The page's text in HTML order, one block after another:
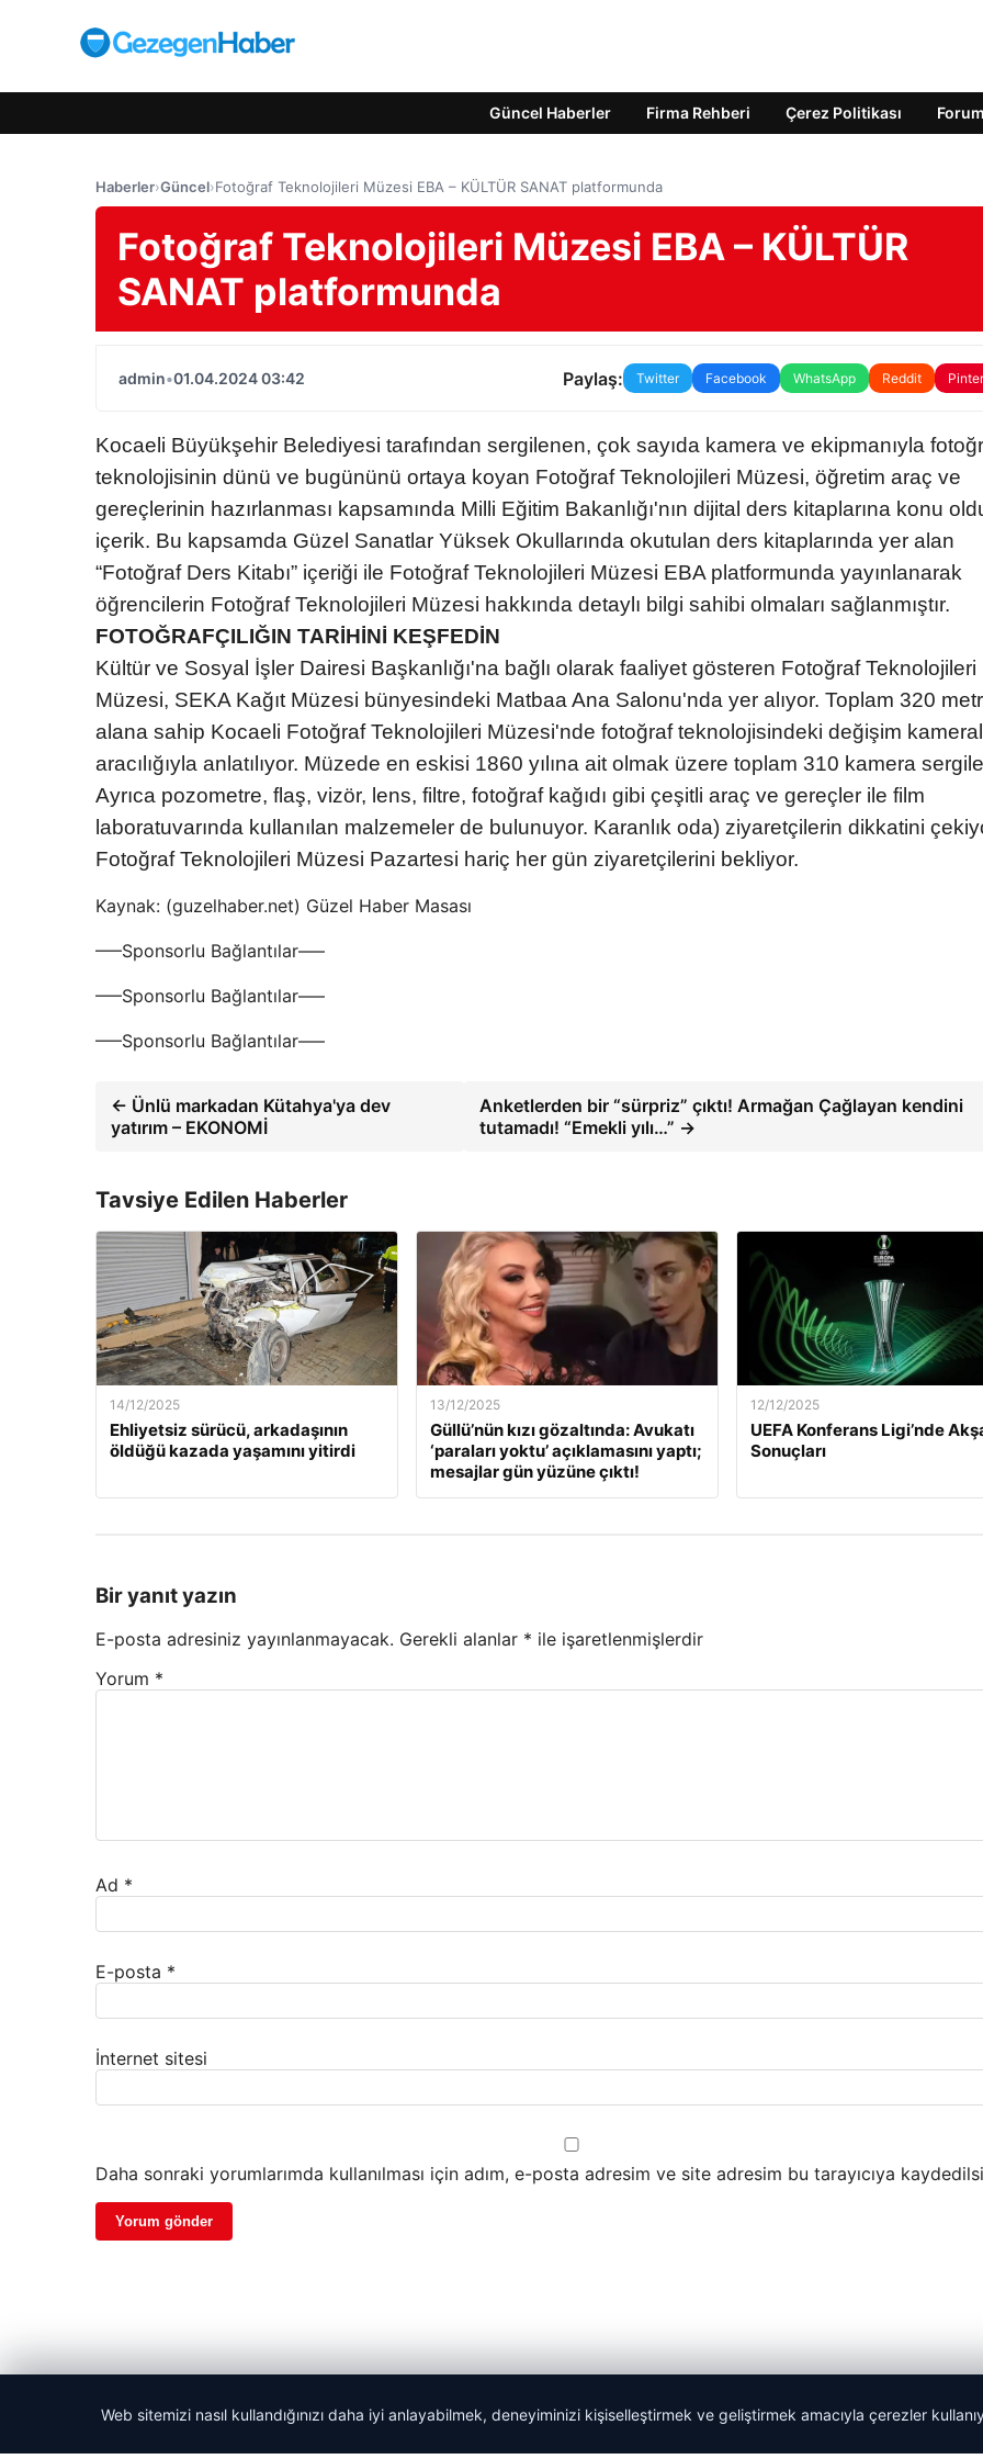
Güncel Haberler Firma Rehberi Çerez Politikası Forum
Haberler›Güncel›Fotoğraf Teknolojileri Müzesi EBA – KÜLTÜR SANAT platformunda
Fotoğraf Teknolojileri Müzesi EBA – KÜLTÜR
SANAT platformunda
admin•01.04.2024 03:42 Paylaş: Twitter Facebook WhatsApp Reddit
Kocaeli Büyükşehir Belediyesi tarafından sergilenen, çok sayıda kamera ve ekipmanıyla
teknolojisinin dünü ve bugününü ortaya koyan Fotoğraf Teknolojileri Müzesi, öğretim araç ve
gereçlerinin hazırlanması kapsamında Milli Eğitim Bakanlığı'nın dijital ders kitaplarına konu
içerik. Bu kapsamda Güzel Sanatlar Yüksek Okullarında okutulan ders kitaplarında yer alan
“Fotoğraf Ders Kitabı” içeriği ile Fotoğraf Teknolojileri Müzesi EBA platformunda yayınlanarak
öğrencilerin Fotoğraf Teknolojileri Müzesi hakkında detaylı bilgi sahibi olmaları sağlanmıştır.
FOTOĞRAFÇILIĞIN TARİHİNİ KEŞFEDİN
Kültür ve Sosyal İşler Dairesi Başkanlığı'na bağlı olarak faaliyet gösteren Fotoğraf Teknolojileri
Müzesi, SEKA Kağıt Müzesi bünyesindeki Matbaa Ana Salonu'nda yer alıyor. Toplam 320
alana sahip Kocaeli Fotoğraf Teknolojileri Müzesi'nde fotoğraf teknolojisindeki değişim
aracılığıyla anlatılıyor. Müzede en eskisi 1860 yılına ait olmak üzere toplam 310 kamera
Ayrıca pozometre, flaş, vizör, lens, filtre, fotoğraf kağıdı gibi çeşitli araç ve gereçler ile film
laboratuvarında kullanılan malzemeler de bulunuyor. Karanlık oda) ziyaretçilerin dikkatini
Fotoğraf Teknolojileri Müzesi Pazartesi hariç her gün ziyaretçilerini bekliyor.
Kaynak: (guzelhaber.net) Güzel Haber Masası
—–Sponsorlu Bağlantılar—–
—–Sponsorlu Bağlantılar—–
—–Sponsorlu Bağlantılar—–
← Ünlü markadan Kütahya'ya dev
yatırım – EKONOMİ
Anketlerden bir “sürpriz” çıktı! Armağan Çağlayan kendini
tutamadı! “Emekli yılı…” →
Tavsiye Edilen Haberler
14/12/2025
Ehliyetsiz sürücü, arkadaşının
öldüğü kazada yaşamını yitirdi
13/12/2025
Güllü’nün kızı gözaltında: Avukatı
‘paraları yoktu’ açıklamasını yaptı;
mesajlar gün yüzüne çıktı!
12/12/2025
UEFA Konferans Ligi’nde
Sonuçları
Bir yanıt yazın
E-posta adresiniz yayınlanmayacak. Gerekli alanlar * ile işaretlenmişlerdir
Yorum *
Ad *
E-posta *
İnternet sitesi
Daha sonraki yorumlarımda kullanılması için adım, e-posta adresim ve site adresim bu tarayıcıya
Web sitemizi nasıl kullandığınızı daha iyi anlayabilmek, deneyiminizi kişiselleştirmek ve geliştirmek amacıyla çerezler